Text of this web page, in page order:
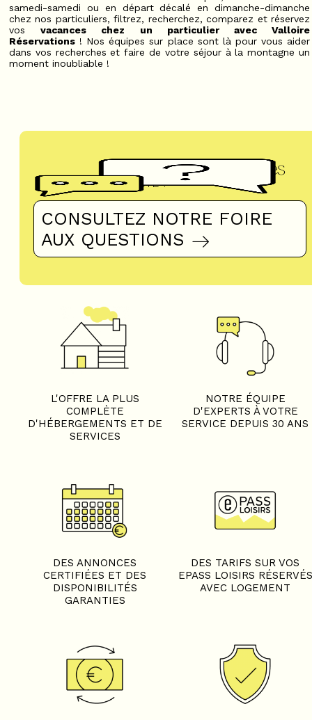
samedi-samedi ou en départ décalé en dimanche-dimanche
chez nos particuliers, filtrez, recherchez, comparez et réservez
vosvacances chez un particulier avec Valloire
Réservations ! Nos équipes sur place sont là pour vous aider
dans vos recherches et faire de votre séjour à la montagne un
moment inoubliable !
Questions fréquentes
UN DOUTE ?
CONSULTEZ NOTRE FOIRE
AUX QUESTIONS
L'OFFRE LA PLUS
COMPLÈTE
D'HÉBERGEMENTS ET DE
SERVICES
NOTRE ÉQUIPE
D'EXPERTS À VOTRE
SERVICE DEPUIS 30 ANS
DES ANNONCES
CERTIFIÉES ET DES
DISPONIBILITÉS
GARANTIES
DES TARIFS SUR VOS
EPASS LOISIRS RÉSERVÉS
AVEC LOGEMENT